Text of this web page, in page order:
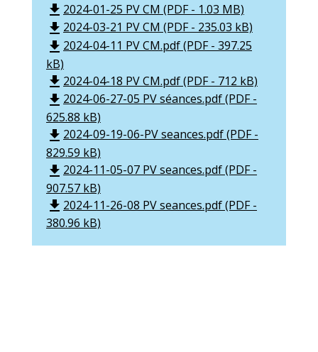
file_download 2024-01-25 PV CM (PDF - 1.03 MB)
file_download 2024-03-21 PV CM (PDF - 235.03 kB)
file_download 2024-04-11 PV CM.pdf (PDF - 397.25
kB)
file_download 2024-04-18 PV CM.pdf (PDF - 712 kB)
file_download 2024-06-27-05 PV séances.pdf (PDF -
625.88 kB)
file_download 2024-09-19-06-PV seances.pdf (PDF -
829.59 kB)
file_download 2024-11-05-07 PV seances.pdf (PDF -
907.57 kB)
file_download 2024-11-26-08 PV seances.pdf (PDF -
380.96 kB)